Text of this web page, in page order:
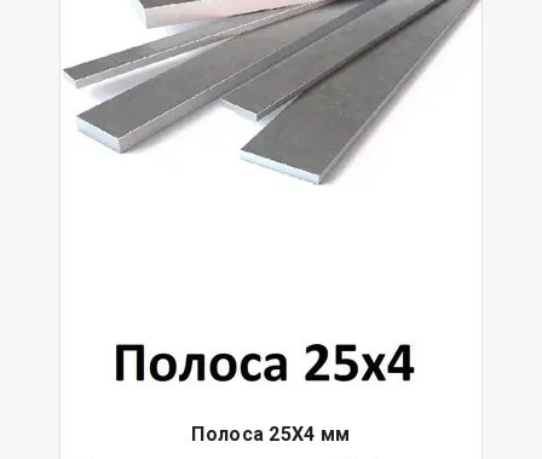
Полоса 25Х4 мм